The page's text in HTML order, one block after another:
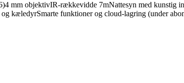
mm objektivIR-rækkevidde 7mNattesyn med kunstig
kæledyrSmarte funktioner og cloud-lagring (under